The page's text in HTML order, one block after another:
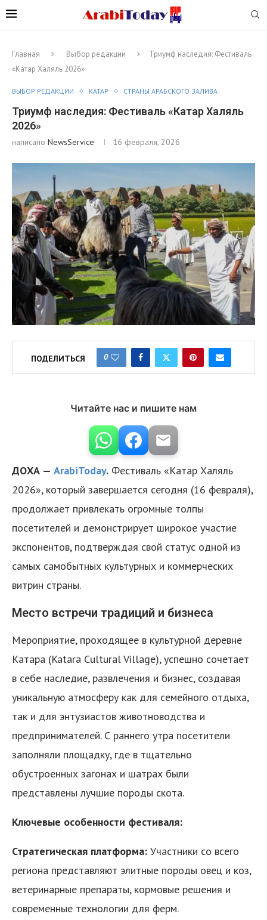
Главная Выбор редакции
Триумф наследия: Фестиваль
«Катар Халяль 2026»
ВЫБОР РЕДАКЦИИ КАТАР СТРАНЫ АРАБСКОГО ЗАЛИВА
Триумф наследия: Фестиваль «Катар Халяль
2026»
написано NewsService 16 февраля, 2026
ПОДЕЛИТЬСЯ 0
Читайте нас и пишите нам
ДОХА — ArabiToday. Фестиваль «Катар Халяль
2026», который завершается сегодня (16 февраля),
продолжает привлекать огромные толпы
посетителей и демонстрирует широкое участие
экспонентов, подтверждая свой статус одной из
самых самобытных культурных и коммерческих
витрин страны.
Место встречи традиций и бизнеса
Мероприятие, проходящее в культурной деревне
Катара (Katara Cultural Village), успешно сочетает
в себе наследие, развлечения и бизнес, создавая
уникальную атмосферу как для семейного отдыха,
так и для энтузиастов животноводства и
предпринимателей. С раннего утра посетители
заполняли площадку, где в тщательно
обустроенных загонах и шатрах были
представлены лучшие породы скота.
Ключевые особенности фестиваля:
Стратегическая платформа: Участники со всего
региона представляют элитные породы овец и коз,
ветеринарные препараты, кормовые решения и
современные технологии для ферм.